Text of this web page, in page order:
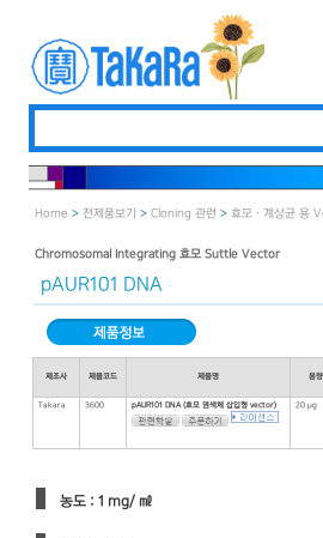
Home > 전제품보기 > Cloning 관련 > 효모 · 계상균 용
Chromosomal Integrating 효모 Suttle Vector
pAUR101 DNA
제조사 제품코드 제품명 용량
Takara 3600 pAUR101 DNA (효모 염색체 삽입형 vector) 20 μg
농도 : 1 mg/ ㎖